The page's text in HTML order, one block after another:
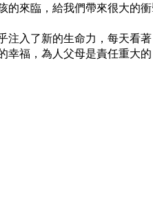
的來臨，給我們帶來很大的
入了新的生命力，每天看著
幸福，為人父母是責任重大